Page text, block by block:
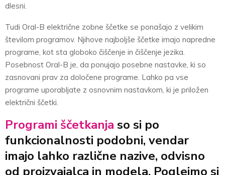
dlesni.
Tudi Oral-B električne zobne ščetke se ponašajo z velikim
številom programov. Njihove najboljše ščetke imajo napredne
programe, kot sta globoko čiščenje in čiščenje jezika.
Posebnost Oral-B je, da ponujajo posebne nastavke, ki so
zasnovani prav za določene programe. Lahko pa vse
programe uporabljate z osnovnim nastavkom, ki je priložen
električni ščetki.
Programi ščetkanja so si po
funkcionalnosti podobni, vendar
imajo lahko različne nazive, odvisno
od proizvajalca in modela. Poglejmo si